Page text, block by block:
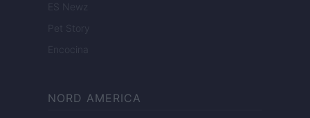
ES Newz
Pet Story
Encocina
NORD AMERICA